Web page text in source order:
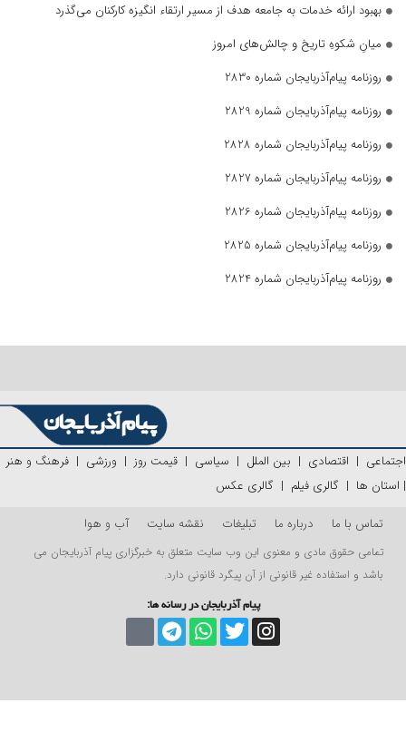
بهبود ارائه خدمات به جامعه هدف از مسیر ارتقاء انگیزه کارکنان می‌گذرد
میانِ شکوهِ تاریخ و چالش‌های امروز
روزنامه پیام‌آذربایجان شماره 2830
روزنامه پیام‌آذربایجان شماره 2829
روزنامه پیام‌آذربایجان شماره 2828
روزنامه پیام‌آذربایجان شماره 2827
روزنامه پیام‌آذربایجان شماره 2826
روزنامه پیام‌آذربایجان شماره 2825
روزنامه پیام‌آذربایجان شماره 2824
اجتماعی | اقتصادی | بین الملل | سیاسی | قیمت روز | ورزشی | فرهنگ و هنر
| استان ها | گالری فیلم | گالری عکس
تماس با ما
درباره ما تبلیغات نقشه سایت آب و هوا
تمامی حقوق مادی و معنوی این وب سایت متعلق به خبرگزاری پیام آذربایجان می
باشد و استفاده غیر قانونی از آن پیگرد قانونی دارد.
پیام آذربایجان در رسانه ها: